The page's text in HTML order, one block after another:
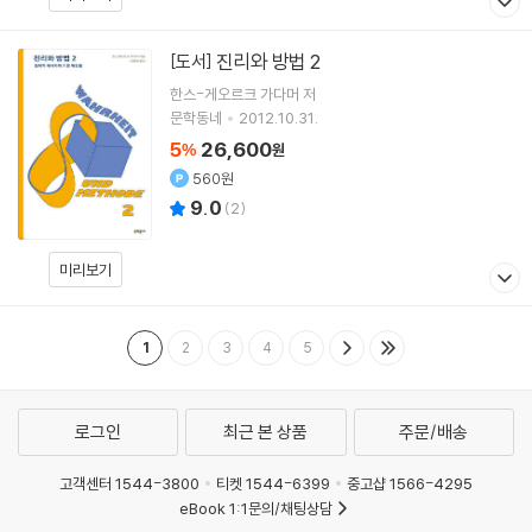
미리보기
[도서] 진리와 방법 2
한스-게오르크 가다머 저
문학동네
2012.10.31.
5% 26,600원
560원
9.0 (2)
1 2 3 4 5
로그인 최근 본 상품 주문/배송
고객센터 1544-3800 티켓 1544-6399
중고샵 1566-4295
eBook 1:1문의/채팅상담